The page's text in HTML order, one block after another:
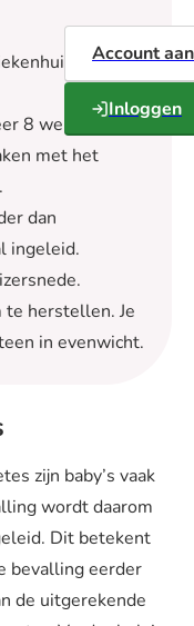
Account
Inloggen
als je
8 weken voor
met het
dan
ingeleid.
te herstellen. Je
in evenwicht.
zijn baby’s vaak
wordt daarom
Dit betekent
bevalling eerder
de uitgerekende